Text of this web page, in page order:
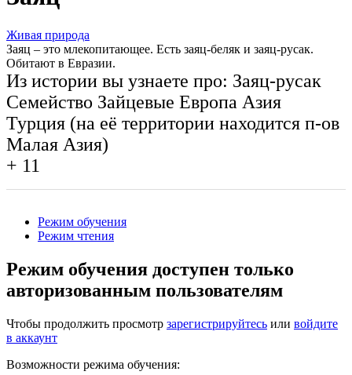
Живая природа
Заяц – это млекопитающее. Есть заяц-беляк и заяц-русак.
Обитают в Евразии.
Из истории вы узнаете про: Заяц-русак
Семейство Зайцевые Европа Азия
Турция (на её территории находится п-ов
Малая Азия)
+ 11
Режим обучения
Режим чтения
Режим обучения доступен только
авторизованным пользователям
Чтобы продолжить просмотр зарегистрируйтесь или войдите
в аккаунт
Возможности режима обучения: